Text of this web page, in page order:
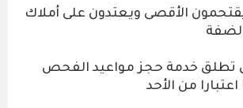
الأقصى ويعتدون على أملاك
تطلق خدمة حجز مواعيد الفحص
من الأحد